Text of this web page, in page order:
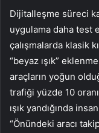
Dijitalleşme süreci
uygulama daha test
çalışmalarda klasik
“beyaz ışık”
araçların yoğun
trafiği yüzde 10
ışık yandığında
“Önündeki aracı